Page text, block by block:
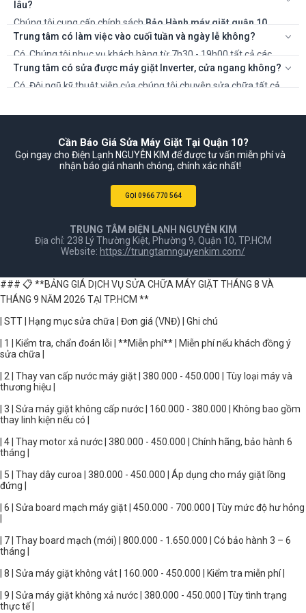
án và chi phí sửa chữa.
lâu?
Chúng tôi cung cấp chính sáchBảo Hành máy giặt quận 10
TP.HCMrõ ràng, từ 6 đến 12 tháng tùy thuộc vào hạng mục sửa
chữa và linh kiện thay thế. Thời gian cụ thể sẽ được ghi rõ trên
phiếu bảo hành.
Trung tâm có làm việc vào cuối tuần và ngày lễ không?
Có. Chúng tôi phục vụ khách hàng từ 7h30 - 19h00 tất cả các
ngày trong tuần, kể cả Thứ 7, Chủ Nhật và các ngày Lễ, Tết để đáp
ứng nhu cầu cấp thiết của bạn.
Trung tâm có sửa được máy giặt Inverter, cửa ngang không?
Có. Đội ngũ kỹ thuật viên của chúng tôi chuyên sửa chữa tất cả
Cần Báo Giá Sửa Máy Giặt Tại Quận 10?
Gọi ngay cho Điện Lạnh NGUYỄN KIM để được tư vấn miễn phí và
nhận báo giá nhanh chóng, chính xác nhất!
GỌI 0966 770 564
TRUNG TÂM ĐIỆN LẠNH NGUYỄN KIM
Địa chỉ: 238 Lý Thường Kiệt, Phường 9, Quận 10, TP.HCM
Website: https://trungtamnguyenkim.com/
### 📋 **BẢNG GIÁ DỊCH VỤ SỬA CHỮA MÁY GIẶT THÁNG 8 VÀ
THÁNG 9 NĂM 2026 TẠI TP.HCM **
| STT | Hạng mục sửa chữa | Đơn giá (VNĐ) | Ghi chú
| 1 | Kiểm tra, chẩn đoán lỗi | **Miễn phí** | Miễn phí nếu khách đồng ý
sửa chữa |
| 2 | Thay van cấp nước máy giặt | 380.000 - 450.000 | Tùy loại máy và
thương hiệu |
| 3 | Sửa máy giặt không cấp nước | 160.000 - 380.000 | Không bao gồm
thay linh kiện nếu có |
| 4 | Thay motor xả nước | 380.000 - 450.000 | Chính hãng, bảo hành 6
tháng |
| 5 | Thay dây curoa | 380.000 - 450.000 | Áp dụng cho máy giặt lồng
đứng |
| 6 | Sửa board mạch máy giặt | 450.000 - 700.000 | Tùy mức độ hư hỏng
| 7 | Thay board mạch (mới) | 800.000 - 1.650.000 | Có bảo hành 3 – 6
tháng |
| 8 | Sửa máy giặt không vắt | 160.000 - 450.000 | Kiểm tra miễn phí |
| 9 | Sửa máy giặt không xả nước | 380.000 - 450.000 | Tùy tình trạng
thực tế |